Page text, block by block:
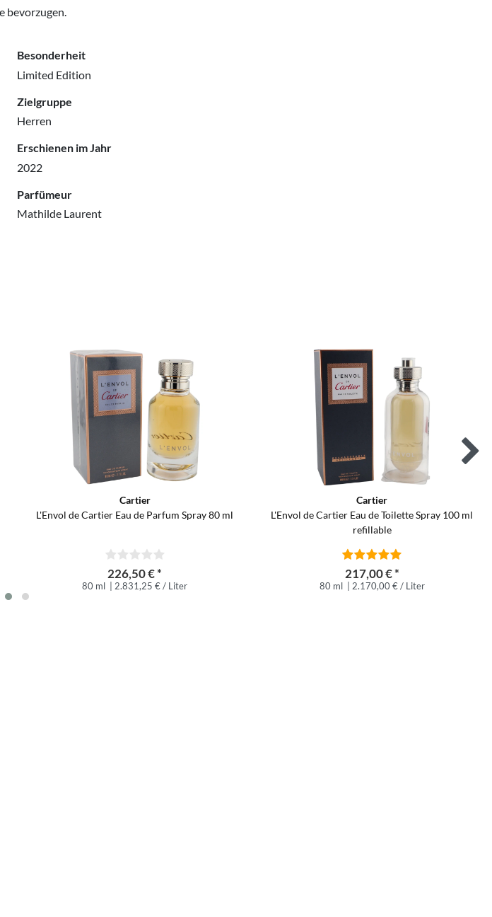
bevorzugen.
Besonderheit
Limited Edition
Zielgruppe
Herren
Erschienen im Jahr
2022
Parfümeur
Mathilde Laurent
Cartier
L'Envol de Cartier Eau de Parfum Spray 80 ml
226,50 € *
80 ml | 2.831,25 € / Liter
Cartier
L'Envol de Cartier Eau de Toilette Spray 100 ml
refillable
217,00 € *
80 ml | 2.170,00 € / Liter